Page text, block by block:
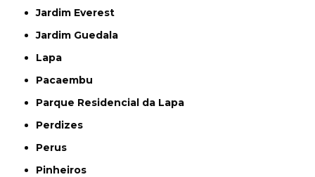
Jardim Everest
Jardim Guedala
Lapa
Pacaembu
Parque Residencial da Lapa
Perdizes
Perus
Pinheiros